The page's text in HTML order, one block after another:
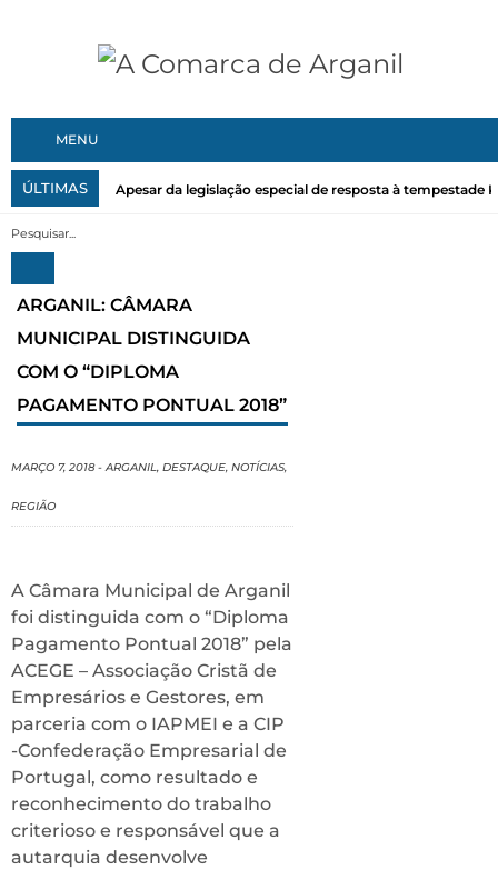
MENU
ÚLTIMAS Apesar da legislação especial de resposta à tempestade
ARGANIL: CÂMARA
MUNICIPAL DISTINGUIDA
COM O “DIPLOMA
PAGAMENTO PONTUAL 2018”
MARÇO 7, 2018 -ARGANIL, DESTAQUE, NOTÍCIAS,
REGIÃO
A Câmara Municipal de Arganil
foi distinguida com o “Diploma
Pagamento Pontual 2018” pela
ACEGE – Associação Cristã de
Empresários e Gestores, em
parceria com o IAPMEI e a CIP
-Confederação Empresarial de
Portugal, como resultado e
reconhecimento do trabalho
criterioso e responsável que a
autarquia desenvolve